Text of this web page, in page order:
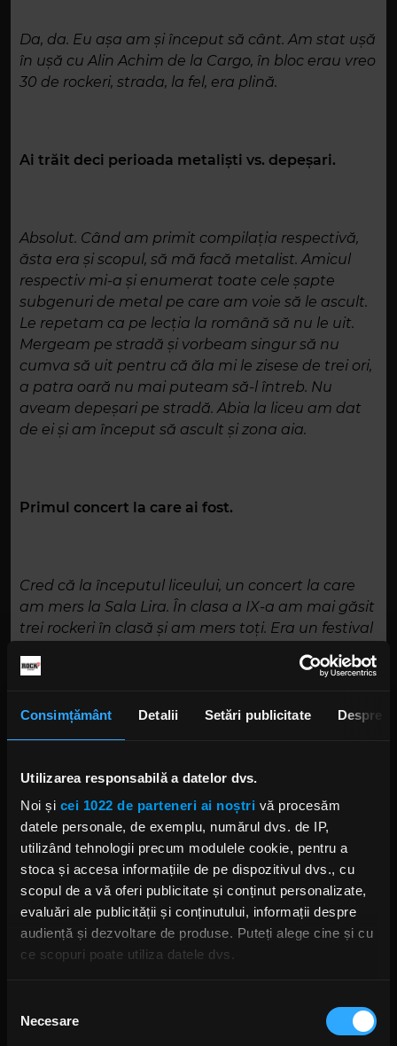
Consimțământ Detalii Setări publicitate Despre
Utilizarea responsabilă a datelor dvs.
Noi și cei 1022 de parteneri ai noștri vă procesăm
datele personale, de exemplu, numărul dvs. de IP,
utilizând tehnologii precum modulele cookie, pentru a
stoca și accesa informațiile de pe dispozitivul dvs., cu
scopul de a vă oferi publicitate și conținut personalizate,
evaluări ale publicității și conținutului, informații despre
audiență și dezvoltare de produse. Puteți alege cine și cu
ce scopuri poate utiliza datele dvs.
Să colectăm informațiile cu privire la locația dvs.
consimțământului
Necesare
Da, da. Eu așa am și început să cânt. Am stat ușă
în ușă cu Alin Achim de la Cargo, în bloc erau vreo
30 de rockeri, strada, la fel, era plină.
Ai trăit deci perioada metaliști vs. depeșari.
Absolut. Când am primit compilația respectivă,
ăsta era și scopul, să mă facă metalist. Amicul
respectiv mi-a și enumerat toate cele șapte
subgenuri de metal pe care am voie să le ascult.
Le repetam ca pe lecția la română să nu le uit.
Mergeam pe stradă și vorbeam singur să nu
cumva să uit pentru că ăla mi le zisese de trei ori,
a patra oară nu mai puteam să-l întreb. Nu
aveam depeșari pe stradă. Abia la liceu am dat
de ei și am început să ascult și zona aia.
Primul concert la care ai fost.
Cred că la începutul liceului, un concert la care
am mers la Sala Lira. În clasa a IX-a am mai găsit
trei rockeri în clasă și am mers toți. Era un festival
trei nopți și veneau cam toate trupele locale. Era
Aveau niște boxe împrumutate de undeva. Dar
Există o piesă pe care o poți considera un guilty
pleasure?
Nu cred neapărat în noțiune, dar înțeleg ideea
întrebării. E o piesă de la Carla's Dreams – „Ne
bucurăm în ciuda lor". E o piesă rock, dar în mod